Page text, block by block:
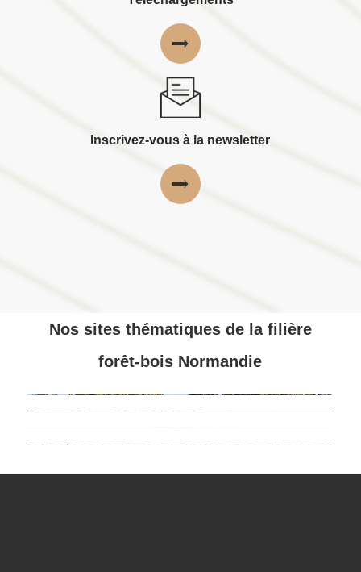
Inscrivez-vous à la newsletter
Nos sites thématiques de la filière
forêt-bois Normandie